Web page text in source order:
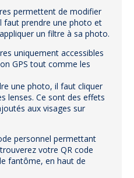
permettent de modifier
faut prendre une photo et
un filtre à sa photo.
uniquement accessibles
GPS tout comme les
une photo, il faut cliquer
lenses. Ce sont des effets
aux visages sur
personnel permettant
votre QR code
fantôme, en haut de